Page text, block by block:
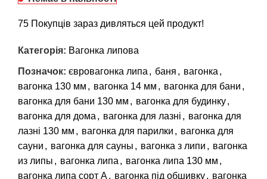
75 Покупців зараз дивляться цей продукт!
Категорія: Вагонка липова
Позначок: євровагонка липа , баня , вагонка ,
вагонка 130 мм , вагонка 14 мм , вагонка для бани ,
вагонка для бани 130 мм , вагонка для будинку,
вагонка для дома , вагонка для лазні , вагонка для
лазні 130 мм , вагонка для парилки , вагонка для
сауни , вагонка для сауны , вагонка з липи , вагонка
из липы , вагонка липа , вагонка липа 130 мм ,
вагонка липа сорт А, вагонка під обшивку, вагонка